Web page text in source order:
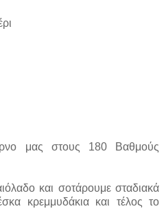
μας στους 180 Βαθμούς
και σοτάρουμε σταδιακά
κρεμμυδάκια και τέλος το